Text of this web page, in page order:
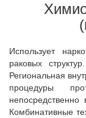
Использует
раковых
Региональная
процедуры
Комбинативные